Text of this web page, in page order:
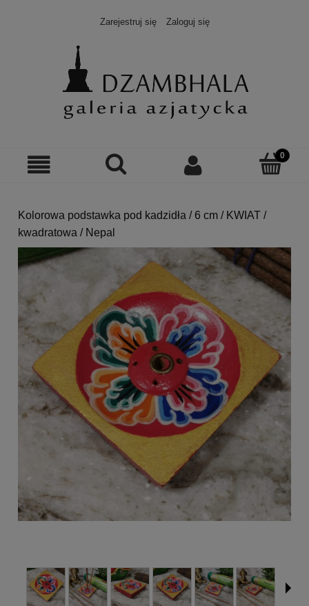
Zarejestruj się Zaloguj się
Kolorowa podstawka pod kadzidła / 6 cm / KWIAT /
kwadratowa / Nepal